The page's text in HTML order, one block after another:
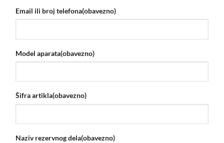
Email ili broj telefona(obavezno)
Model aparata(obavezno)
Šifra artikla(obavezno)
Naziv rezervnog dela(obavezno)